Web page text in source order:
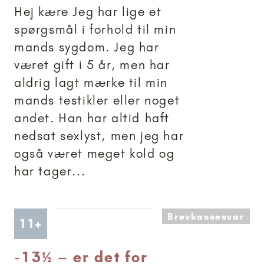
Hej kære Jeg har lige et
spørgsmål i forhold til min
mands sygdom. Jeg har
været gift i 5 år, men har
aldrig lagt mærke til min
mands testikler eller noget
andet. Han har altid haft
nedsat sexlyst, men jeg har
også været meget kold og
har tager...
11+ Artikler anbefalet til 11+Brevkassesvar
- 13½ – er det for